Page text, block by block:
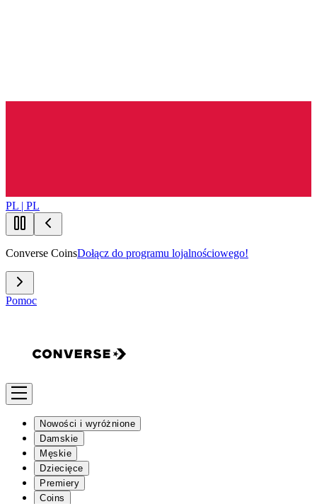
PL | PL
Converse CoinsDołącz do programu lojalnościowego!
Pomoc
Nowości i wyróżnione
Damskie
Męskie
Dziecięce
Premiery
Coins